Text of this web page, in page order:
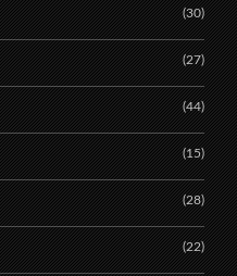
(30)
(27)
(44)
(15)
(28)
(22)